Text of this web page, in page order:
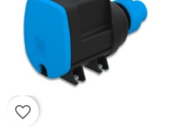
favorite_border